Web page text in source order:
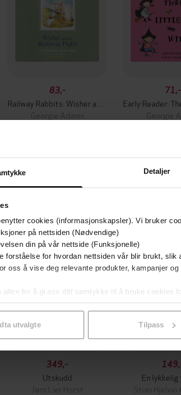
Detaljer
cookies (informasjonskapsler). Vi bruker
på nettsiden (Nødvendige)
din på vår nettside (Funksjonelle)
forståelse for hvordan nettsiden vår blir brukt, slik
oss å vise deg relevante produkter, kampanjer
alle» for å gi oss ditt samtykke til å bruke cookies
formål ved å klikke på «Tilpass». Du kan
utvalgte Tilpass
83,-
Georgie Adams
71,-
Georgie
Første gang på tilbud
349,-
Utskudd
Jørn Lier Horst
En
Stian Hjelvin